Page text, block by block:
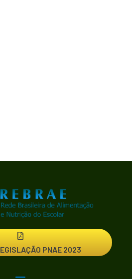
PNAE 2023